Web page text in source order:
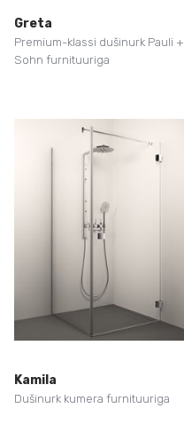
Greta
Premium-klassi dušinurk Pauli +
Sohn furnituuriga
Kamila
Dušinurk kumera furnituuriga